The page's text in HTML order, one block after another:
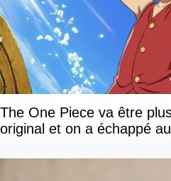
The One Piece va être
original et on a échappé